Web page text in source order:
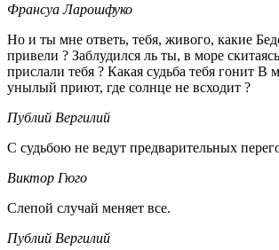
Франсуа Ларошфуко
Но и ты мне ответь, тебя, живого, какие
привели ? Заблудился ль ты, в море
прислали тебя ? Какая судьба тебя гонит В
унылый приют, где солнце не всходит ?
Публий Вергилий
С судьбою не ведут предварительных
Виктор Гюго
Слепой случай меняет все.
Публий Вергилий